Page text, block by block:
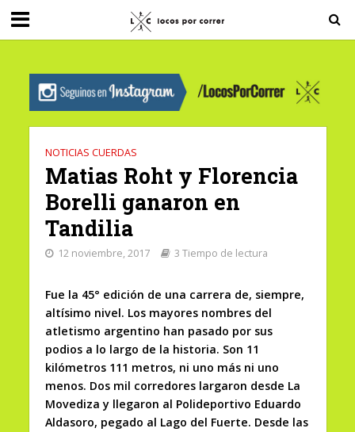
G-0X2PD3RFLV
NOTICIAS CUERDAS
Matias Roht y Florencia
Borelli ganaron en
Tandilia
12 noviembre, 2017 3 Tiempo de lectura
Fue la 45° edición de una carrera de, siempre,
altísimo nivel. Los mayores nombres del
atletismo argentino han pasado por sus
podios a lo largo de la historia. Son 11
kilómetros 111 metros, ni uno más ni uno
menos. Dos mil corredores largaron desde La
Movediza y llegaron al Polideportivo Eduardo
Aldasoro, pegado al Lago del Fuerte. Desde las